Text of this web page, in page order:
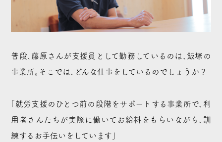
普段、藤原さんが支援員として勤務しているのは、飯塚の
事業所。そこでは、どんな仕事をしているのでしょうか？
「就労支援のひとつ前の段階をサポートする事業所で、利
用者さんたちが実際に働いてお給料をもらいながら、訓
練するお手伝いをしています」